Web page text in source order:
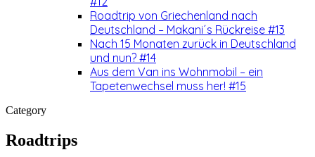
Roadtrip von Griechenland nach
Deutschland – Makani´s Rückreise #13
Nach 15 Monaten zurück in Deutschland
und nun? #14
Aus dem Van ins Wohnmobil – ein
Tapetenwechsel muss her! #15
Category
Roadtrips